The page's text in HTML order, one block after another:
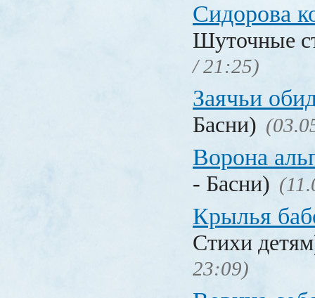
Сидорова
Шуточные
/ 21:25)
Заячьи
Басни)
Ворона
- Басни)
Крылья
Стихи
23:09)